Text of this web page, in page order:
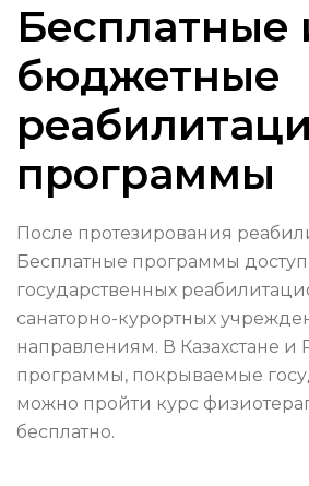
Бесплатные
бюджетные
программы
После протезирования
Бесплатные программы
государственных
санаторно-курортных
направлениям. В Казахстане и
программы, покрываемые
можно пройти курс
бесплатно.